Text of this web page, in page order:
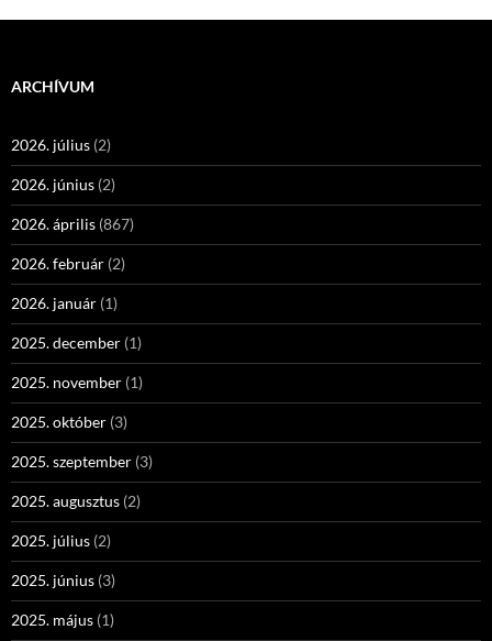
ARCHÍVUM
2026. július (2)
2026. június (2)
2026. április (867)
2026. február (2)
2026. január (1)
2025. december (1)
2025. november (1)
2025. október (3)
2025. szeptember (3)
2025. augusztus (2)
2025. július (2)
2025. június (3)
2025. május (1)